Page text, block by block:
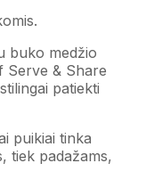
buko medžio
Serve & Share
patiekti
puikiai tinka
tiek padažams,